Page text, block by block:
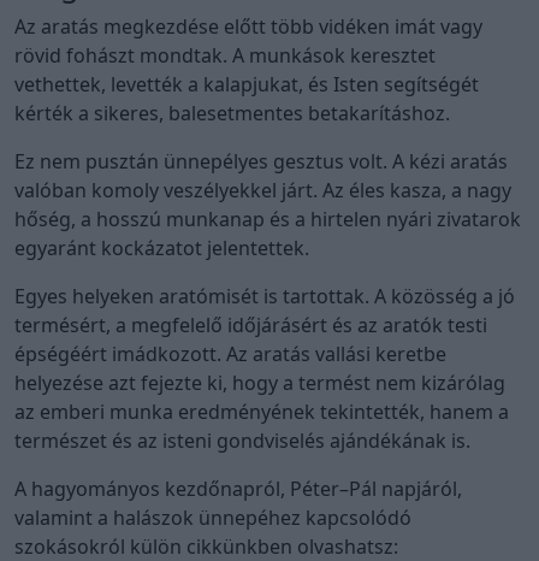
Az aratás megkezdése előtt több vidéken imát vagy
rövid fohászt mondtak. A munkások keresztet
vethettek, levették a kalapjukat, és Isten segítségét
kérték a sikeres, balesetmentes betakarításhoz.
Ez nem pusztán ünnepélyes gesztus volt. A kézi aratás
valóban komoly veszélyekkel járt. Az éles kasza, a nagy
hőség, a hosszú munkanap és a hirtelen nyári zivatarok
egyaránt kockázatot jelentettek.
Egyes helyeken aratómisét is tartottak. A közösség a jó
termésért, a megfelelő időjárásért és az aratók testi
épségéért imádkozott. Az aratás vallási keretbe
helyezése azt fejezte ki, hogy a termést nem kizárólag
az emberi munka eredményének tekintették, hanem a
természet és az isteni gondviselés ajándékának is.
A hagyományos kezdőnapról, Péter–Pál napjáról,
valamint a halászok ünnepéhez kapcsolódó
szokásokról külön cikkünkben olvashatsz: